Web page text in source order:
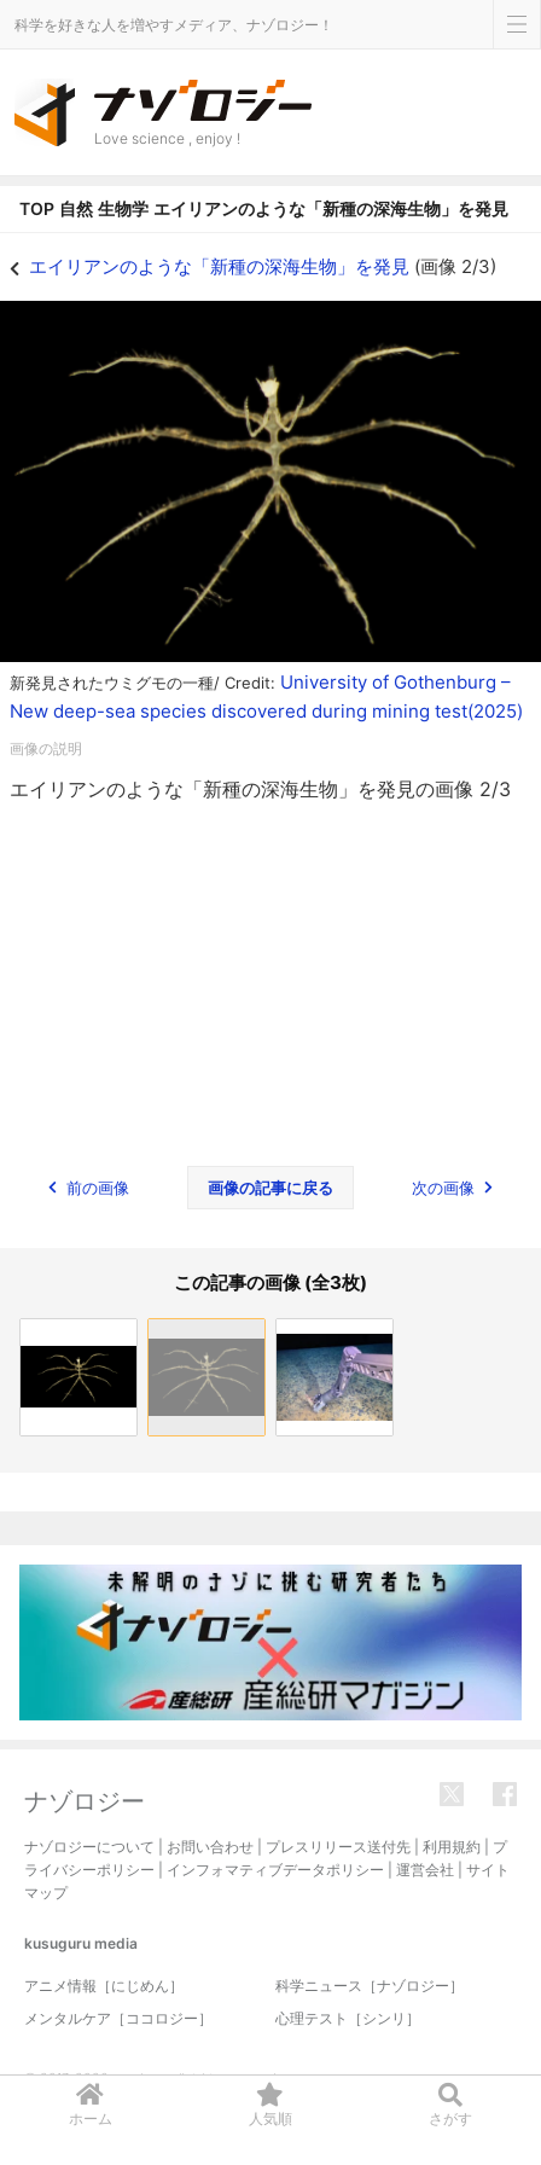
ホーム 人気順 さがす
科学を好きな人を増やすメディア、ナゾロジー！
Love science , enjoy !
TOP 自然 生物学 エイリアンのような「新種の深海生物」を発見
エイリアンのような「新種の深海生物」を発見 (画像 2/3)
新発見されたウミグモの一種/ Credit: University of Gothenburg –
New deep-sea species discovered during mining test(2025)
エイリアンのような「新種の深海生物」を発見の画像 2/3
前の画像 画像の記事に戻る 次の画像
この記事の画像 (全3枚)
ナゾロジー
ナゾロジーについて お問い合わせ プレスリリース送付先 利用規約
プ
ライバシーポリシー
インフォマティブデータポリシー 運営会社
サイト
マップ
kusuguru media
アニメ情報［にじめん］
科学ニュース［ナゾロジー］
メンタルケア［ココロジー］
心理テスト［シンリ］
© 2017-2026 nazology. all rights reserved.